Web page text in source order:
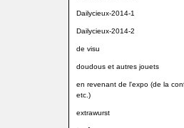
Dailycieux-2014-1
Dailycieux-2014-2
de visu
doudous et autres jouets
en revenant de l'expo (de la
etc.)
extrawurst